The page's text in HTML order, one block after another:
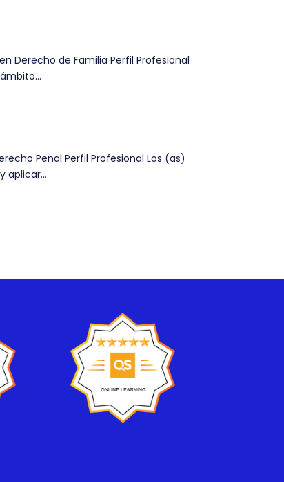
en Derecho de Familia Perfil Profesional
Penal Perfil Profesional Los (as)
aplicar...